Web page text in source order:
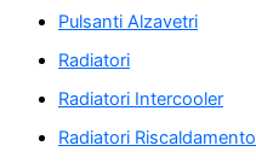
Pulsanti Alzavetri
Radiatori
Radiatori Intercooler
Radiatori Riscaldamento